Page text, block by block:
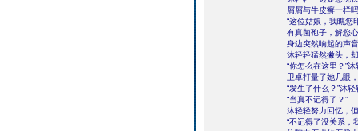
屑屑与牛皮癣一样
“这位姑娘，我瞧您
有真菌孢子，解您
身边突然响起的声
沐轻轻猛然撇头，
“你怎么在这里？”
卫卓打量了她几眼
“发生了什么？”沐
“当真不记得了？”
沐轻轻努力回忆，
“不记得了没关系，